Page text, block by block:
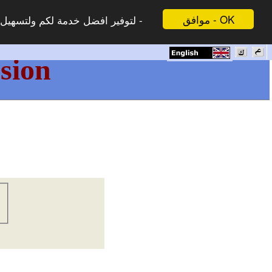
موافق - OK لتوفير افضل خدمة لكم